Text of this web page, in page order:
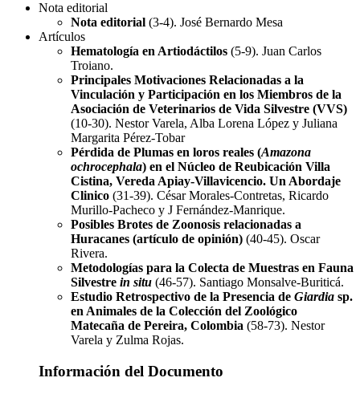
Nota editorial
Nota editorial (3-4). José Bernardo Mesa
Artículos
Hematología en Artiodáctilos (5-9). Juan Carlos
Troiano.
Principales Motivaciones Relacionadas a la
Vinculación y Participación en los Miembros de la
Asociación de Veterinarios de Vida Silvestre (VVS)
(10-30). Nestor Varela, Alba Lorena López y Juliana
Margarita Pérez-Tobar
Pérdida de Plumas en loros reales (Amazona
ochrocephala) en el Núcleo de Reubicación Villa
Cistina, Vereda Apiay-Villavicencio. Un Abordaje
Clinico (31-39). César Morales-Contretas, Ricardo
Murillo-Pacheco y J Fernández-Manrique.
Posibles Brotes de Zoonosis relacionadas a
Huracanes (artículo de opinión) (40-45). Oscar
Rivera.
Metodologías para la Colecta de Muestras en Fauna
Silvestre in situ (46-57). Santiago Monsalve-Buriticá.
Estudio Retrospectivo de la Presencia de Giardia sp.
en Animales de la Colección del Zoológico
Matecaña de Pereira, Colombia (58-73). Nestor
Varela y Zulma Rojas.
Información del Documento